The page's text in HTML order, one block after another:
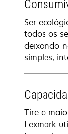
Ser
todos os
deixando-
simples,
Tire o
Lexmark